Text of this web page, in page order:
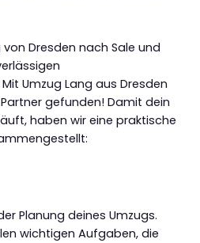
Dresden nach Sale und
Umzug Lang aus Dresden
gefunden! Damit dein
haben wir eine praktische
Planung deines Umzugs.
wichtigen Aufgaben, die